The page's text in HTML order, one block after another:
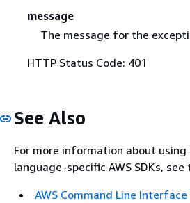
message
The message for the
HTTP Status Code: 401
See Also
For more information about using
language-specific AWS SDKs,
AWS Command Line Interface